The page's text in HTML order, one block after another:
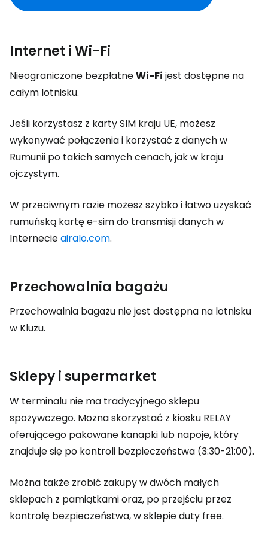
Internet i Wi-Fi
Nieograniczone bezpłatneWi-Fi jest dostępne na
całym lotnisku.
Jeśli korzystasz z karty SIM kraju UE, możesz
wykonywać połączenia i korzystać z danych w
Rumunii po takich samych cenach, jak w kraju
ojczystym.
W przeciwnym razie możesz szybko i łatwo uzyskać
rumuńską kartę e-sim do transmisji danych w
Internecieairalo.com.
Przechowalnia bagażu
Przechowalnia bagażu nie jest dostępna na lotnisku
w Klużu.
Sklepy i supermarket
W terminalu nie ma tradycyjnego sklepu
spożywczego. Można skorzystać z kiosku RELAY
oferującego pakowane kanapki lub napoje, który
znajduje się po kontroli bezpieczeństwa (3:30-21:00).
Można także zrobić zakupy w dwóch małych
sklepach z pamiątkami oraz, po przejściu przez
kontrolę bezpieczeństwa, w sklepieduty free.